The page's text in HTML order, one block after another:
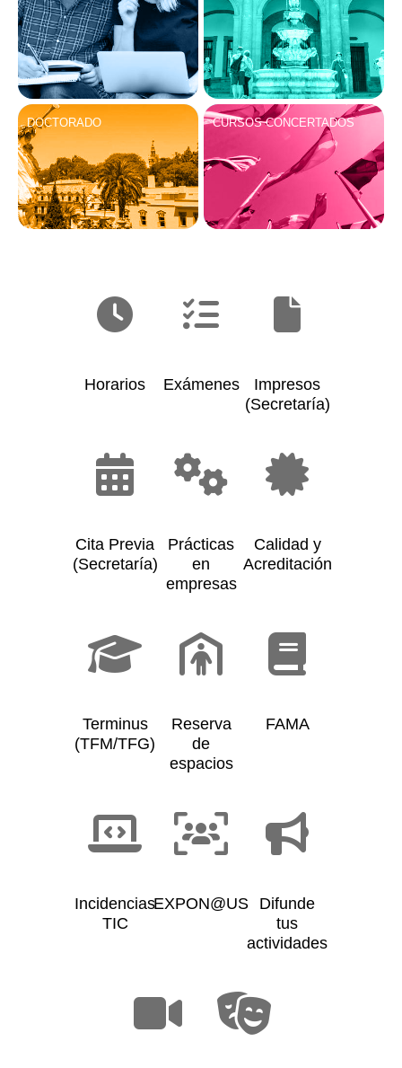
DOCTORADO CURSOS CONCERTADOS
Horarios Exámenes
Impresos
(Secretaría)
Cita Previa
(Secretaría)
Prácticas
en
empresas
Calidad y
Acreditación
Terminus
(TFM/TFG)
Reserva
de
espacios
FAMA
Incidencias
TIC
EXPON@US
Difunde
tus
actividades